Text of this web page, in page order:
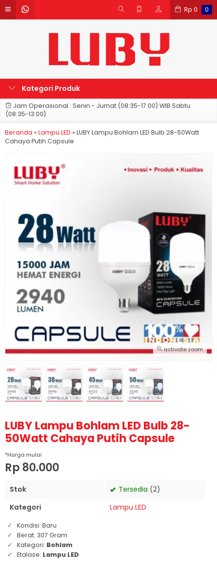
Rp 0 0
Kategori Produk
Jam Operasional : Senin - Jumat (08:35-17:00) WIB Sabtu
(08:35-13:00)
Beranda » Lampu LED » LUBY Lampu Bohlam LED Bulb 28-50Watt
Cahaya Putih Capsule
activate zoom
LUBY Lampu Bohlam LED Bulb 28-
50Watt Cahaya Putih Capsule
*Harga mulai
Rp 80.000
Stok Tersedia (2)
Kategori
Lampu LED
Kondisi: Baru
Berat: 307 Gram
Kategori: Bohlam
Etalase: Lampu LED